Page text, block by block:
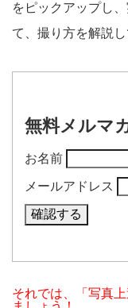
をピックアップし
て、撮り方を解説し
無料メルマ
お名前
メールアドレス
それでは、「写真